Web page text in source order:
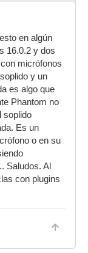
en algún
16.0.2 y dos
micrófonos
y un
es algo que
Phantom no
soplido
Es un
o en su
Saludos. Al
con plugins